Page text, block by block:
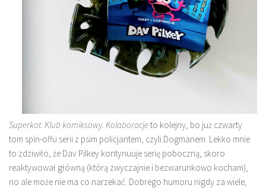
Superkot. Klub komiksowy. Kolaboracjeto kolejny, bo już czwarty
tom spin-offu serii z psim policjantem, czyli Dogmanem. Lekko mnie
to zdziwiło, że Dav Pilkey kontynuuje serię poboczną, skoro
reaktywował główną (którą zwyczajnie i bezwarunkowo kocham),
no ale może nie ma co narzekać. Dobrego humoru nigdy za wiele,